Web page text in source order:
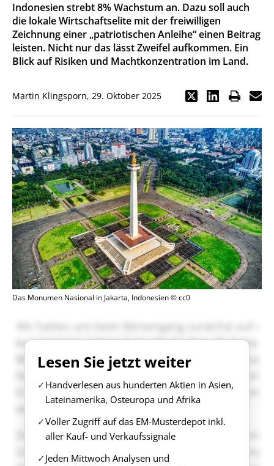
Indonesien strebt 8% Wachstum an. Dazu soll auch
die lokale Wirtschaftselite mit der freiwilligen
Zeichnung einer „patriotischen Anleihe“ einen Beitrag
leisten. Nicht nur das lässt Zweifel aufkommen. Ein
Blick auf Risiken und Machtkonzentration im Land.
Martin Klingsporn, 29. Oktober 2025
Das Monumen Nasional in Jakarta, Indonesien © cc0
Lesen Sie jetzt weiter
Handverlesen aus hunderten Aktien in Asien,
Lateinamerika, Osteuropa und Afrika
Voller Zugriff auf das EM-Musterdepot inkl.
aller Kauf- und Verkaufssignale
Jeden Mittwoch Analysen und